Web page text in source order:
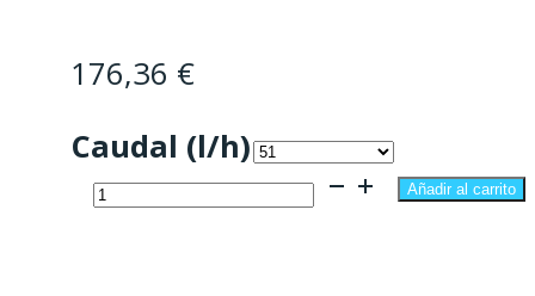
176,36 €
Caudal (l/h)
Set
Añadir al carrito